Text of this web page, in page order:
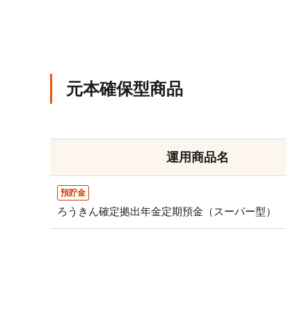
元本確保型商品
運用商品名
預貯金
ろうきん確定拠出年金定期預金（スーパー型）